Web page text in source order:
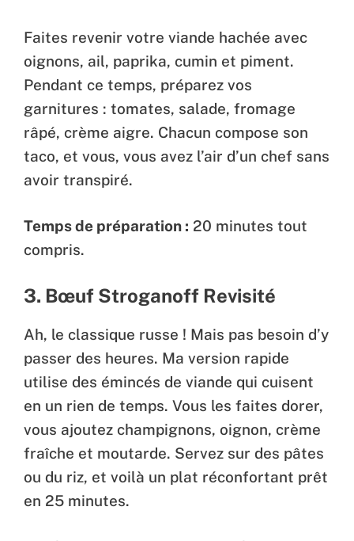
Faites revenir votre viande hachée avec
oignons, ail, paprika, cumin et piment.
Pendant ce temps, préparez vos
garnitures : tomates, salade, fromage
râpé, crème aigre. Chacun compose son
taco, et vous, vous avez l’air d’un chef sans
avoir transpiré.
Temps de préparation : 20 minutes tout
compris.
3. Bœuf Stroganoff Revisité
Ah, le classique russe ! Mais pas besoin d’y
passer des heures. Ma version rapide
utilise des émincés de viande qui cuisent
en un rien de temps. Vous les faites dorer,
vous ajoutez champignons, oignon, crème
fraîche et moutarde. Servez sur des pâtes
ou du riz, et voilà un plat réconfortant prêt
en 25 minutes.